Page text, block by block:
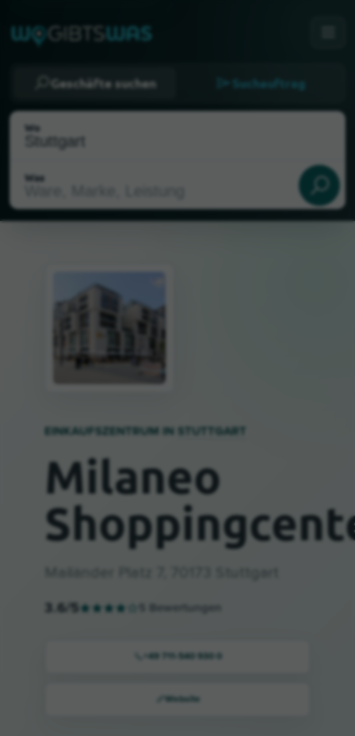
Geschäfte suchen Suchauftrag
Wo
Was
Als meinen Standort wählen
EINKAUFSZENTRUM IN STUTTGART
Milaneo
3.6/5 Bewertungen
+49 711-540 930 0
Website